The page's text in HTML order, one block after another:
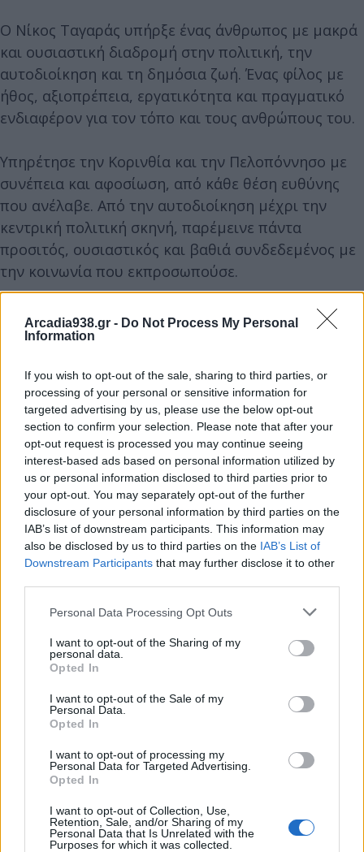
Arcadia938.gr - Do Not Process My Personal
Information
If you wish to opt-out of the sale, sharing to third parties, or
processing of your personal or sensitive information for
targeted advertising by us, please use the below opt-out
section to confirm your selection. Please note that after your
opt-out request is processed you may continue seeing
interest-based ads based on personal information utilized by
us or personal information disclosed to third parties prior to
your opt-out. You may separately opt-out of the further
disclosure of your personal information by third parties on the
IAB’s list of downstream participants. This information may
also be disclosed by us to third parties on the IAB’s List of
Downstream Participants that may further disclose it to other
Personal Data Processing Opt Outs
I want to opt-out of the Sharing of my
personal data.
Opted In
I want to opt-out of the Sale of my
Personal Data.
Opted In
I want to opt-out of processing my
Personal Data for Targeted Advertising.
Opted In
I want to opt-out of Collection, Use,
Retention, Sale, and/or Sharing of my
Personal Data that Is Unrelated with the
Purposes for which it was collected.
Ο Νίκος Ταγαράς υπήρξε ένας άνθρωπος με μακρά
και ουσιαστική διαδρομή στην πολιτική, την
αυτοδιοίκηση και τη δημόσια ζωή. Ένας φίλος με
ήθος, αξιοπρέπεια, εργατικότητα και πραγματικό
ενδιαφέρον για τον τόπο και τους ανθρώπους του.
Υπηρέτησε την Κορινθία και την Πελοπόννησο με
συνέπεια και αφοσίωση, από κάθε θέση ευθύνης
που ανέλαβε. Από την αυτοδιοίκηση μέχρι την
κεντρική πολιτική σκηνή, παρέμεινε πάντα
προσιτός, ουσιαστικός και βαθιά συνδεδεμένος με
την κοινωνία που εκπροσωπούσε.
Η απώλειά του αφήνει ένα μεγάλο κενό για την
Κορινθία, για την Πελοπόννησο και για όλους όσοι
Εκφράζω τα πιο ειλικρινή και θερμά μου
συλλυπητήρια στην οικογένειά του και στους
οικείους του.
Θα τον θυμόμαστε με σεβασμό, εκτίμηση και
ευγνωμοσύνη.
Καλό ταξίδι Υπουργέ μου. Θα μας λείψεις πολύ.
Περιφερειάρχης Πελοποννήσου".
Διάβασε σχετικά
Πέθανε ο υφυπουργός Περιβάλλοντος Νίκος
Ταγαράς
Συλλυπητήριο μήνυμα της ΔΕΕΠ Αρκαδίας για
την απώλεια του Νίκου Ταγαρά